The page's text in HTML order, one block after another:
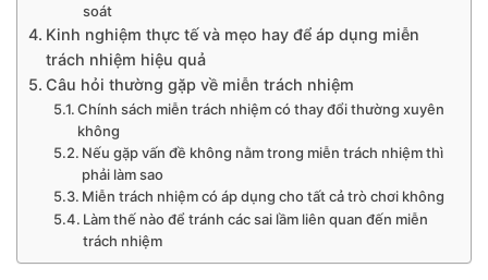
soát
Kinh nghiệm thực tế và mẹo hay để áp dụng miễn
trách nhiệm hiệu quả
Câu hỏi thường gặp về miễn trách nhiệm
Chính sách miễn trách nhiệm có thay đổi thường xuyên
không
Nếu gặp vấn đề không nằm trong miễn trách nhiệm thì
phải làm sao
Miễn trách nhiệm có áp dụng cho tất cả trò chơi không
Làm thế nào để tránh các sai lầm liên quan đến miễn
trách nhiệm